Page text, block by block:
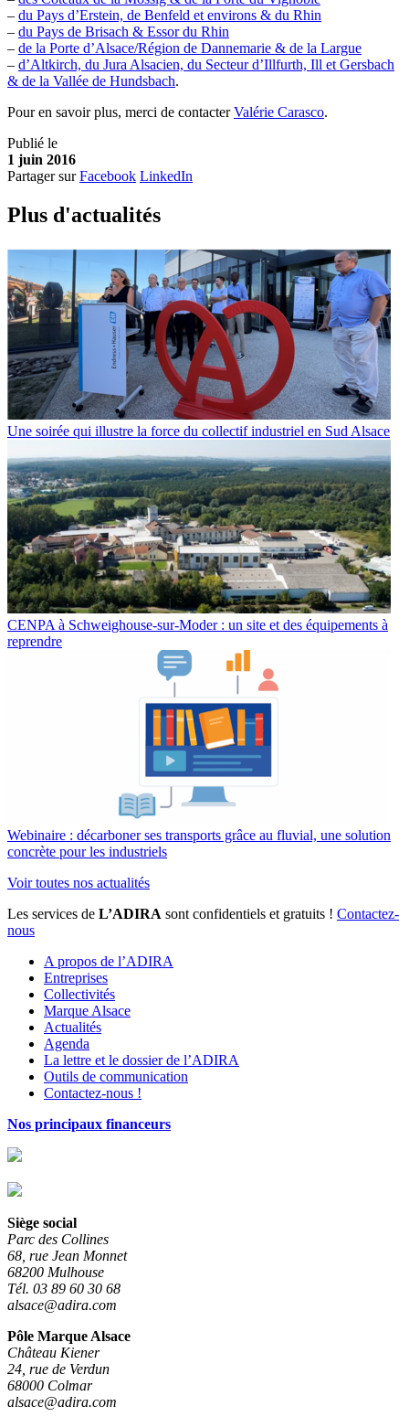
– du Pays d’Erstein, de Benfeld et environs & du Rhin
– du Pays de Brisach & Essor du Rhin
– de la Porte d’Alsace/Région de Dannemarie & de la Largue
– d’Altkirch, du Jura Alsacien, du Secteur d’Illfurth, Ill et Gersbach
& de la Vallée de Hundsbach.
Pour en savoir plus, merci de contacterValérie Carasco.
Publié le
1 juin 2016
Partager sur Facebook LinkedIn
Plus d'actualités
Une soirée qui illustre la force du collectif industriel en Sud Alsace
CENPA à Schweighouse-sur-Moder : un site et des équipements à
reprendre
Webinaire : décarboner ses transports grâce au fluvial, une solution
concrète pour les industriels
Voir toutes nos actualités
Les services de L’ADIRA sont confidentiels et gratuits ! Contactez-
nous
A propos de l’ADIRA
Entreprises
Collectivités
Marque Alsace
Actualités
Agenda
La lettre et le dossier de l’ADIRA
Outils de communication
Contactez-nous !
Nos principaux financeurs
Siège social
Parc des Collines
68, rue Jean Monnet
68200 Mulhouse
Tél. 03 89 60 30 68
alsace@adira.com
Pôle Marque Alsace
Château Kiener
24, rue de Verdun
68000 Colmar
alsace@adira.com